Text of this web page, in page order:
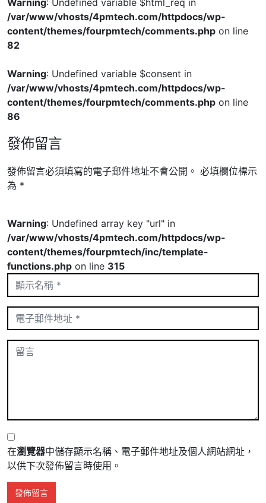
/var/www/vhosts/4pmtech.com/httpdocs/wp-
content/themes/fourpmtech/comments.php on line
82
Warning: Undefined variable $consent in
/var/www/vhosts/4pmtech.com/httpdocs/wp-
content/themes/fourpmtech/comments.php on line
86
發佈留言
發佈留言必須填寫的電子郵件地址不會公開。 必填欄位標示
為 *
Warning: Undefined array key "url" in
/var/www/vhosts/4pmtech.com/httpdocs/wp-
content/themes/fourpmtech/inc/template-
functions.php on line 315
在瀏覽器中儲存顯示名稱、電子郵件地址及個人網站網址，
以供下次發佈留言時使用。